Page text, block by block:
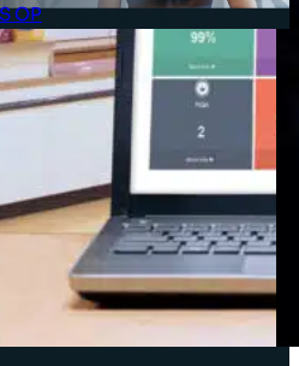
OP
de toeleveringsketen
winkelverkoop